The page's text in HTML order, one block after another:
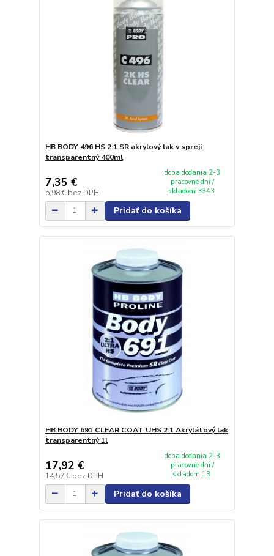
HB BODY 496 HS 2:1 SR akrylový lak v spreji
transparentný 400ml
7,35 €
5,98 € bez DPH
doba dodania 2-3
pracovné dni /
skladom 3343
Pridať do košíka
HB BODY 691 CLEAR COAT UHS 2:1 Akrylátový lak
transparentný 1l
17,92 €
14,57 € bez DPH
doba dodania 2-3
pracovné dni /
skladom 13
Pridať do košíka